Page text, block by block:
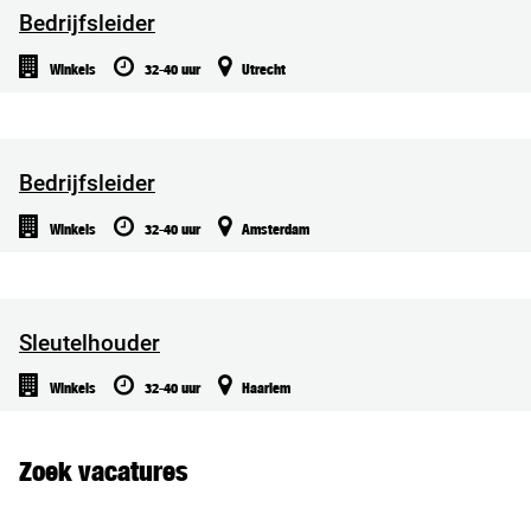
Bedrijfsleider
Winkels 32-40 uur Utrecht
Bedrijfsleider
Winkels 32-40 uur Amsterdam
Sleutelhouder
Winkels 32-40 uur Haarlem
Zoek vacatures